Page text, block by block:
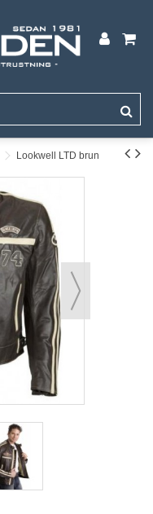
Lookwell LTD brun